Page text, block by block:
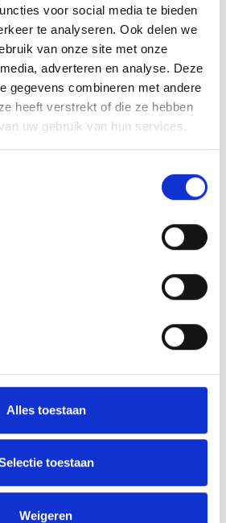
voor social media te bieden
te analyseren. Ook delen we
van onze site met onze
adverteren en analyse. Deze
gegevens combineren met andere
heeft verstrekt of die ze hebben
uw gebruik van hun services.
Alles toestaan
toestaan
Weigeren